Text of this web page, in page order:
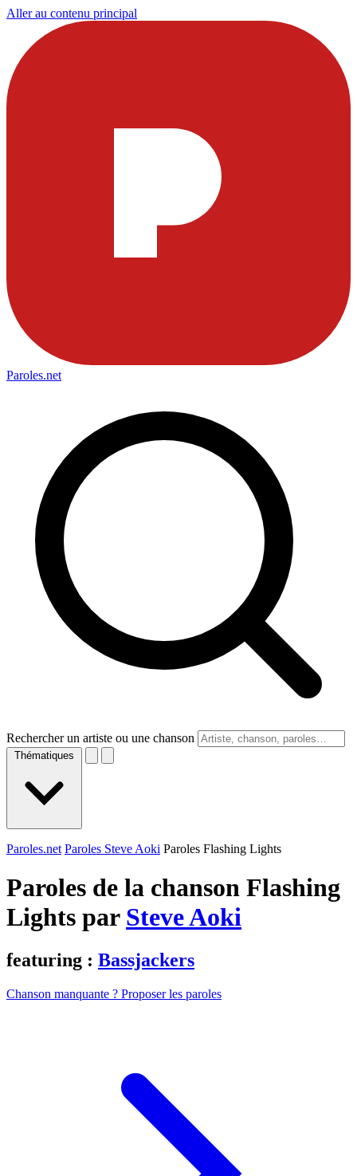
Aller au contenu principal
Paroles.net
Rechercher un artiste ou une chanson
Thématiques
Paroles.net Paroles Steve Aoki Paroles Flashing Lights
Paroles de la chanson Flashing
Lights par Steve Aoki
featuring : Bassjackers
Chanson manquante ? Proposer les paroles